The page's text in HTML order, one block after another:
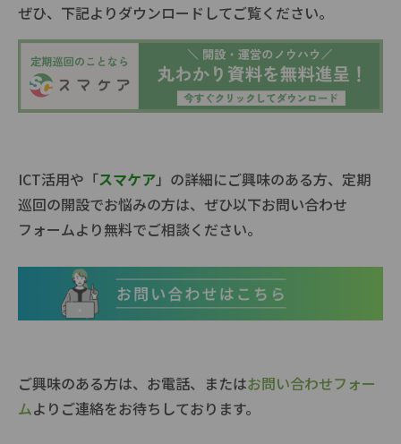
ぜひ、下記よりダウンロードしてご覧ください。
ICT活用や「スマケア」の詳細にご興味のある方、定期
巡回の開設でお悩みの方は、ぜひ以下お問い合わせ
フォームより無料でご相談ください。
ご興味のある方は、お電話、またはお問い合わせフォー
ムよりご連絡をお待ちしております。